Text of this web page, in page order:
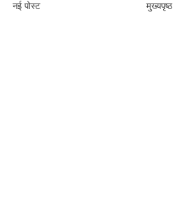
नई पोस्ट मुख्यपृष्ठ